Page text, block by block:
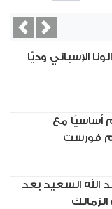
الإسباني وديًّا
أساسيًا مع
فورست
الله السعيد بعد
Next